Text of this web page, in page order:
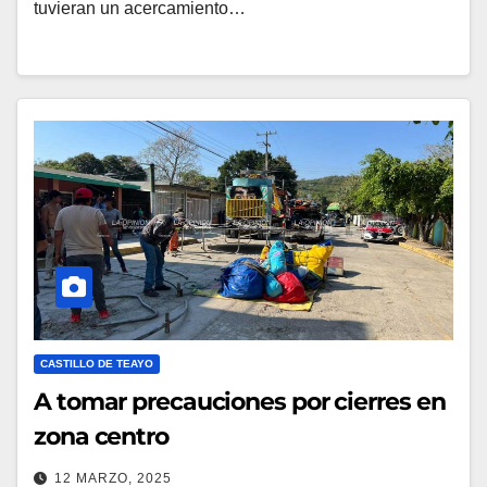
tuvieran un acercamiento…
CASTILLO DE TEAYO
A tomar precauciones por cierres en
zona centro
12 MARZO, 2025